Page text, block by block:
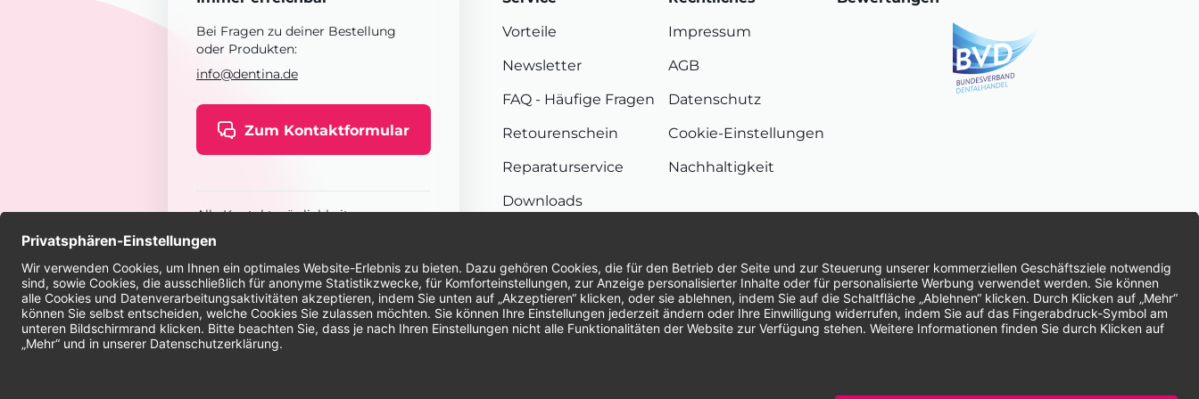
Bei Fragen zu deiner Bestellung
oder Produkten:
info@dentina.de
Zum Kontaktformular
Alle Kontaktmöglichkeiten
Vorteile
Newsletter
FAQ - Häufige Fragen
Retourenschein
Reparaturservice
Downloads
Impressum
AGB
Datenschutz
Cookie-Einstellungen
Nachhaltigkeit